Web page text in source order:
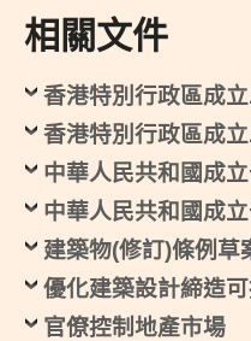
相關文件
香港特別行政區成
香港特別行政區成
中華人民共和國成
中華人民共和國成
建築物(修訂)條例草
優化建築設計締造
官僚控制地產市場